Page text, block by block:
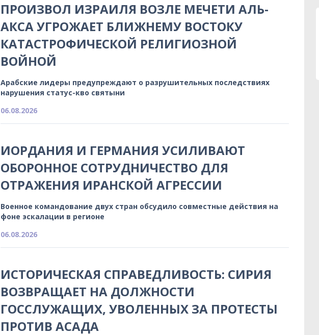
ПРОИЗВОЛ ИЗРАИЛЯ ВОЗЛЕ МЕЧЕТИ АЛЬ-
АКСА УГРОЖАЕТ БЛИЖНЕМУ ВОСТОКУ
КАТАСТРОФИЧЕСКОЙ РЕЛИГИОЗНОЙ
ВОЙНОЙ
Арабские лидеры предупреждают о разрушительных последствиях
нарушения статус-кво святыни
06.08.2026
ИОРДАНИЯ И ГЕРМАНИЯ УСИЛИВАЮТ
ОБОРОННОЕ СОТРУДНИЧЕСТВО ДЛЯ
ОТРАЖЕНИЯ ИРАНСКОЙ АГРЕССИИ
Военное командование двух стран обсудило совместные действия на
фоне эскалации в регионе
06.08.2026
ИСТОРИЧЕСКАЯ СПРАВЕДЛИВОСТЬ: СИРИЯ
ВОЗВРАЩАЕТ НА ДОЛЖНОСТИ
ГОССЛУЖАЩИХ, УВОЛЕННЫХ ЗА ПРОТЕСТЫ
ПРОТИВ АСАДА